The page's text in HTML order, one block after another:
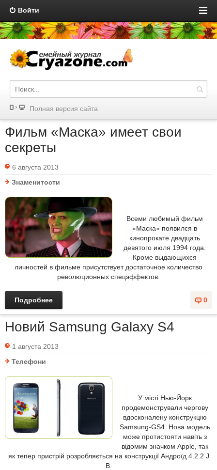
Войти
Полная версия сайта
Фильм «Маска» имеет свои
секреты
6 августа 2013
Знаменитости
Всеми любимый фильм
«Маска» появился в
кинопрокате двадцать
девятого июля 1994 года.
Кроме выдающихся
личностей в фильме присутствует достаточное количество
революционных спецэффектов.
0
Подробнее
Новий Samsung Galaxy S4
1 августа 2013
Телефони
У місті Нью-Йорк
продемонстрували чергову
вдосконалену конструкцію
Samsung-GS4. Нова модель
може протистояти навіть з
відомим значком Apple, так
як тепер пристрій розробляється на конструкції Андроїд 4.2.2 J
B.